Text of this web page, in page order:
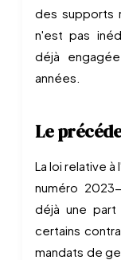
des supports
n'est pas
déjà
années.
Le
La loi relative
numéro
déjà une part
certains
mandats de